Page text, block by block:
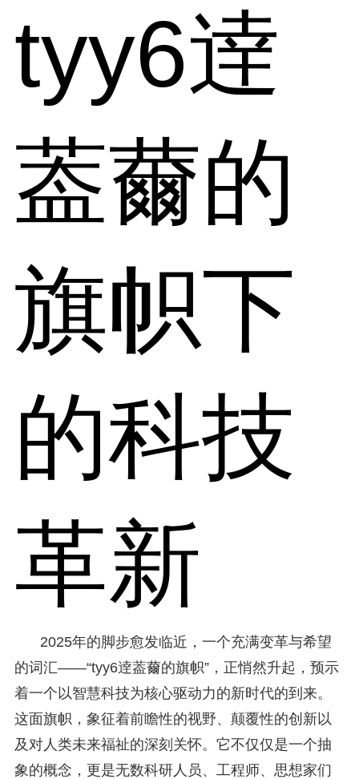
tyy6逹
葢薾的
旗帜下
的科技
革新
2025年的脚步愈发临近，一个充满变革与希望
的词汇——“tyy6逹葢薾的旗帜”，正悄然升起，预示
着一个以智慧科技为核心驱动力的新时代的到来。
这面旗帜，象征着前瞻性的视野、颠覆性的创新以
及对人类未来福祉的深刻关怀。它不仅仅是一个抽
象的概念，更是无数科研人员、工程师、思想家们